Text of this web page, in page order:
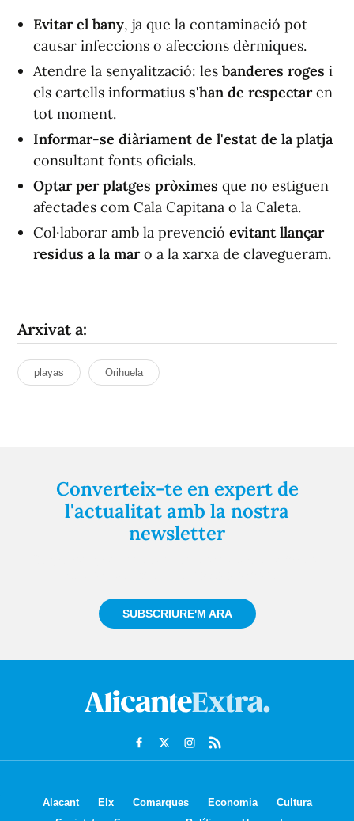
Evitar el bany, ja que la contaminació pot
causar infeccions o afeccions dèrmiques.
Atendre la senyalització: les banderes roges i
els cartells informatius s'han de respectaren
tot moment.
Informar-se diàriament de l'estat de la platja
consultant fonts oficials.
Optar per platges pròximes que no estiguen
afectades com Cala Capitana o la Caleta.
Col·laborar amb la prevenció evitant llançar
residus a la maro a la xarxa de clavegueram.
Arxivat a:
playas Orihuela
Converteix-te en expert de
l'actualitat amb la nostra
newsletter
SUBSCRIURE'M ARA
Alacant Elx Comarques Economia
Cultura